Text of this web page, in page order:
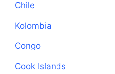
Chile
Kolombia
Congo
Cook Islands